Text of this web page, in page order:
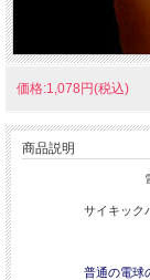
価格:1,078円(税込)
商品説明
サイキック
普通の電球